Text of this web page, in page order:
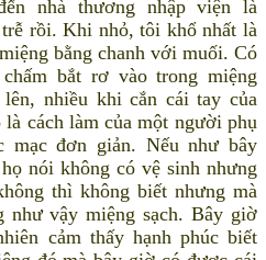
nhà thương nhập viện là
rồi. Khi nhỏ, tôi khổ nhất là
bằng chanh với muối. Có
bắt rơ vào trong miệng
nhiều khi cắn cái tay của
cách làm của một người phụ
mạc đơn giản. Nếu như bây
nói không có vệ sinh nhưng
thì không biết nhưng mà
như vậy miệng sạch. Bây giờ
cảm thấy hạnh phúc biết